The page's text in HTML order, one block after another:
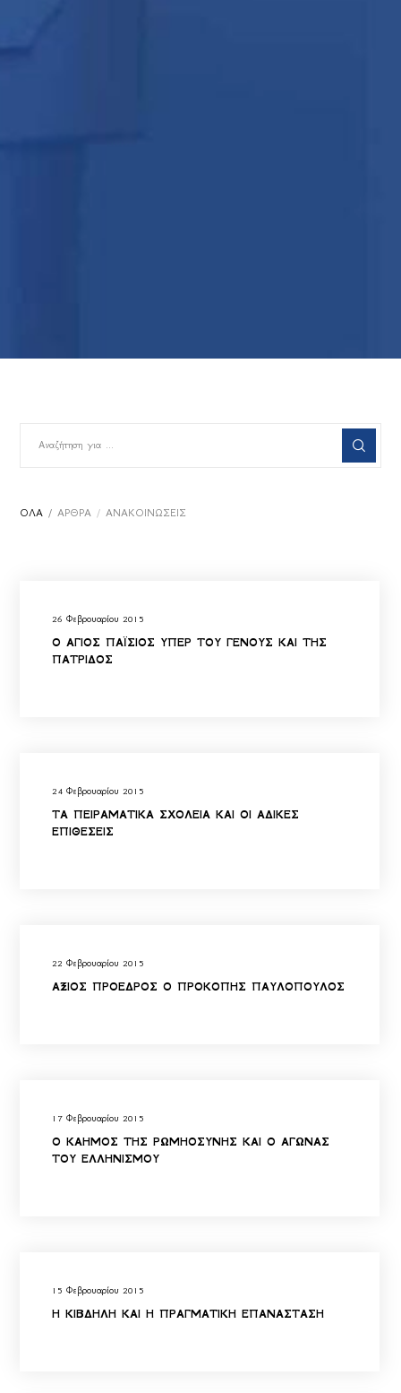
ΌΛΑ ΆΡΘΡΑ ΑΝΑΚΟΙΝΏΣΕΙΣ
26 Φεβρουαρίου 2015
Ο ΑΓΙΟΣ ΠΑΪΣΙΟΣ ΥΠΕΡ ΤΟΥ ΓΕΝΟΥΣ ΚΑΙ ΤΗΣ
ΠΑΤΡΙΔΟΣ
24 Φεβρουαρίου 2015
ΤΑ ΠΕΙΡΑΜΑΤΙΚΑ ΣΧΟΛΕΙΑ ΚΑΙ ΟΙ ΑΔΙΚΕΣ
ΕΠΙΘΕΣΕΙΣ
22 Φεβρουαρίου 2015
ΑΞΙΟΣ ΠΡΟΕΔΡΟΣ Ο ΠΡΟΚΟΠΗΣ ΠΑΥΛΟΠΟΥΛΟΣ
17 Φεβρουαρίου 2015
Ο ΚΑΗΜΟΣ ΤΗΣ ΡΩΜΗΟΣΥΝΗΣ ΚΑΙ Ο ΑΓΩΝΑΣ
ΤΟΥ ΕΛΛΗΝΙΣΜΟΥ
15 Φεβρουαρίου 2015
Η ΚΙΒΔΗΛΗ ΚΑΙ Η ΠΡΑΓΜΑΤΙΚΗ ΕΠΑΝΑΣΤΑΣΗ